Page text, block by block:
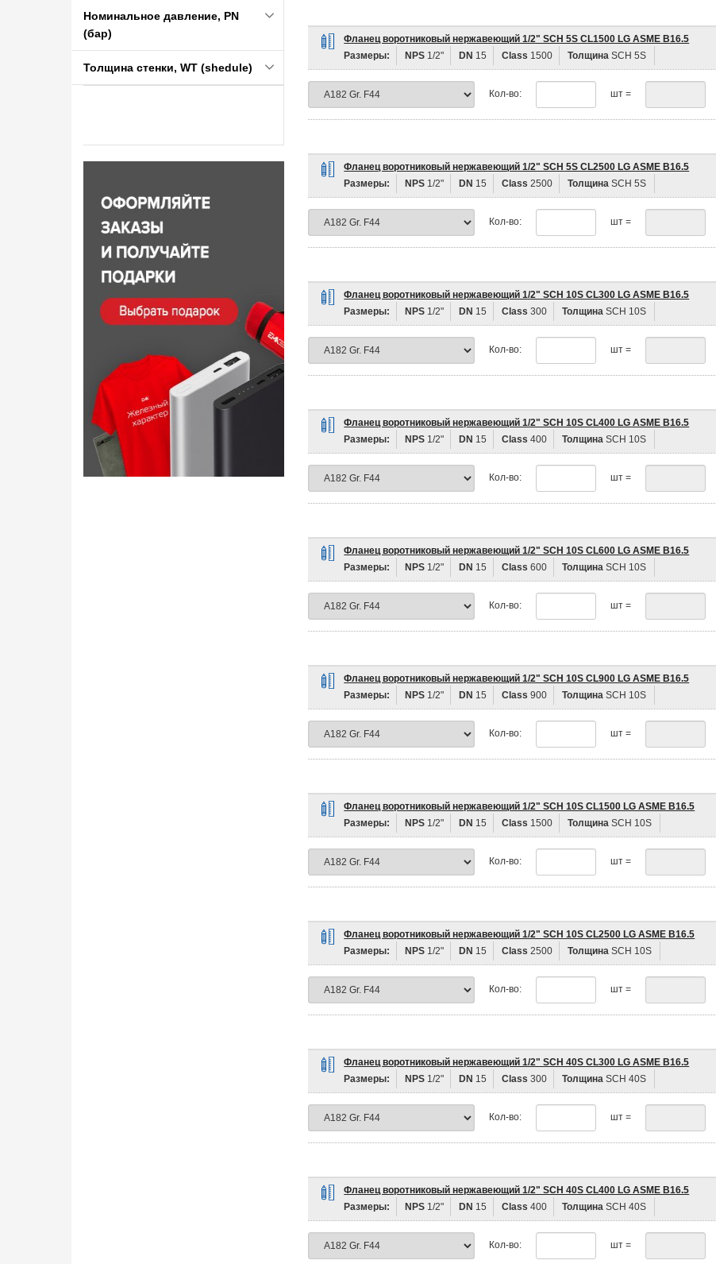
Номинальное давление, PN
(бар)
Толщина стенки, WT (shedule)
Фланец воротниковый нержавеющий 1/2" SCH 5S CL1500 LG ASME B16.5
Размеры:
NPS 1/2" DN 15 Class 1500 Толщина SCH 5S
Кол-во: шт =
Фланец воротниковый нержавеющий 1/2" SCH 5S CL2500 LG ASME B16.5
Размеры:
NPS 1/2" DN 15 Class 2500 Толщина SCH 5S
Кол-во: шт =
Фланец воротниковый нержавеющий 1/2" SCH 10S CL300 LG ASME B16.5
Размеры:
NPS 1/2" DN 15 Class 300 Толщина SCH 10S
Кол-во: шт =
Фланец воротниковый нержавеющий 1/2" SCH 10S CL400 LG ASME B16.5
Размеры:
NPS 1/2" DN 15 Class 400 Толщина SCH 10S
Кол-во: шт =
Фланец воротниковый нержавеющий 1/2" SCH 10S CL600 LG ASME B16.5
Размеры:
NPS 1/2" DN 15 Class 600 Толщина SCH 10S
Кол-во: шт =
Фланец воротниковый нержавеющий 1/2" SCH 10S CL900 LG ASME B16.5
Размеры:
NPS 1/2" DN 15 Class 900 Толщина SCH 10S
Кол-во: шт =
Фланец воротниковый нержавеющий 1/2" SCH 10S CL1500 LG ASME B16.5
Размеры:
NPS 1/2" DN 15 Class 1500 Толщина SCH 10S
Кол-во: шт =
Фланец воротниковый нержавеющий 1/2" SCH 10S CL2500 LG ASME B16.5
Размеры:
NPS 1/2" DN 15 Class 2500 Толщина SCH 10S
Кол-во: шт =
Фланец воротниковый нержавеющий 1/2" SCH 40S CL300 LG ASME B16.5
Размеры:
NPS 1/2" DN 15 Class 300 Толщина SCH 40S
Кол-во: шт =
Фланец воротниковый нержавеющий 1/2" SCH 40S CL400 LG ASME B16.5
Размеры:
NPS 1/2" DN 15 Class 400 Толщина SCH 40S
Кол-во: шт =